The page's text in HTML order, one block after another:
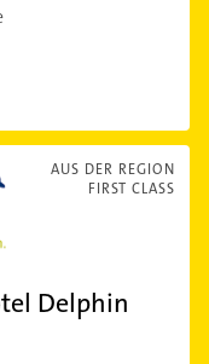
AUS DER REGION
FIRST CLASS
Delphin